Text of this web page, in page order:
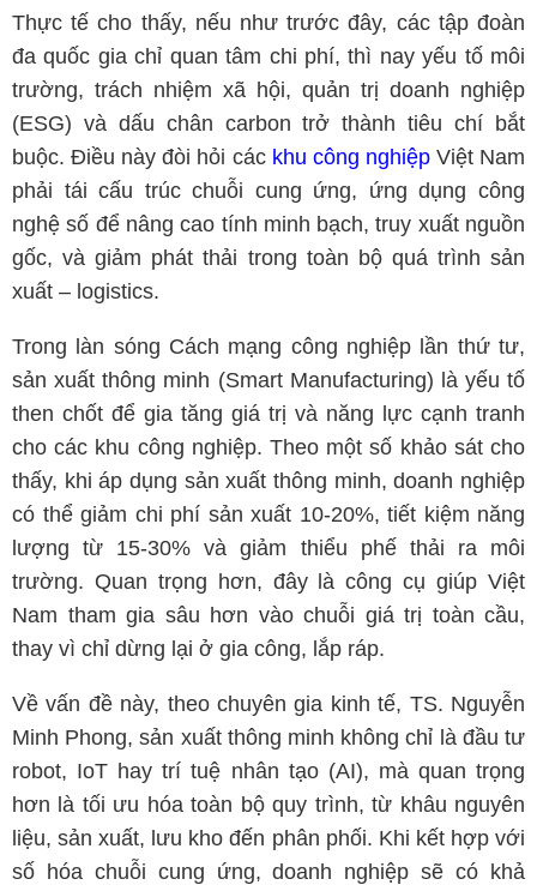
Thực tế cho thấy, nếu như trước đây, các tập đoàn
đa quốc gia chỉ quan tâm chi phí, thì nay yếu tố môi
trường, trách nhiệm xã hội, quản trị doanh nghiệp
(ESG) và dấu chân carbon trở thành tiêu chí bắt
buộc. Điều này đòi hỏi các khu công nghiệpViệt Nam
phải tái cấu trúc chuỗi cung ứng, ứng dụng công
nghệ số để nâng cao tính minh bạch, truy xuất nguồn
gốc, và giảm phát thải trong toàn bộ quá trình sản
xuất – logistics.
Trong làn sóng Cách mạng công nghiệp lần thứ tư,
sản xuất thông minh (Smart Manufacturing) là yếu tố
then chốt để gia tăng giá trị và năng lực cạnh tranh
cho các khu công nghiệp. Theo một số khảo sát cho
thấy, khi áp dụng sản xuất thông minh, doanh nghiệp
có thể giảm chi phí sản xuất 10-20%, tiết kiệm năng
lượng từ 15-30% và giảm thiểu phế thải ra môi
trường. Quan trọng hơn, đây là công cụ giúp Việt
Nam tham gia sâu hơn vào chuỗi giá trị toàn cầu,
thay vì chỉ dừng lại ở gia công, lắp ráp.
Về vấn đề này, theo chuyên gia kinh tế, TS. Nguyễn
Minh Phong, sản xuất thông minh không chỉ là đầu tư
robot, IoT hay trí tuệ nhân tạo (AI), mà quan trọng
hơn là tối ưu hóa toàn bộ quy trình, từ khâu nguyên
liệu, sản xuất, lưu kho đến phân phối. Khi kết hợp với
số hóa chuỗi cung ứng, doanh nghiệp sẽ có khả